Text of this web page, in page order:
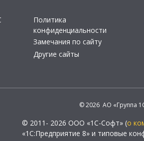
Политика
конфиденциальности
Замечания по сайту
Другие сайты
© 2026 АО «Группа
© 2011- 2026 ООО «1С-Софт» (о
«1С:Предприятие 8» и типовые